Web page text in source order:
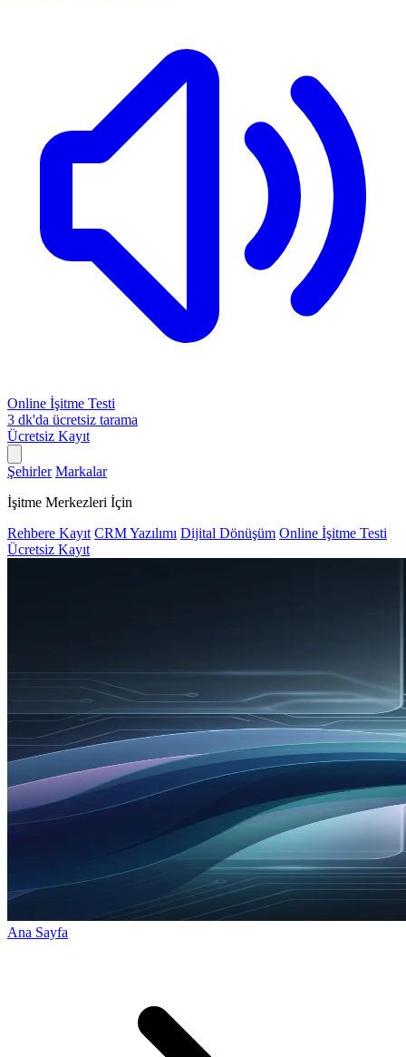
Online İşitme Testi
3 dk'da ücretsiz tarama
Ücretsiz Kayıt
Şehirler Markalar
İşitme Merkezleri İçin
Rehbere Kayıt CRM Yazılımı Dijital Dönüşüm Online İşitme Testi
Ücretsiz Kayıt
Ana Sayfa